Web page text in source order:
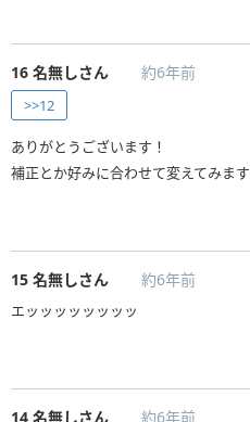
16 名無しさん 約6年前
>>12
ありがとうございます！
補正とか好みに合わせて変えてみます
15 名無しさん 約6年前
エッッッッッッッッ
14 名無しさん 約6年前